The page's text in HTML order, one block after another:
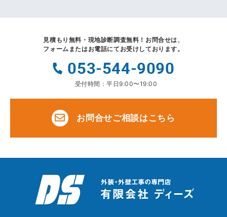
見積もり無料・現地診断調査無料！ お問合せは、
フォームまたはお電話にてお受けしております。
053-544-9090
受付時間：平日9:00〜19:00
お問合せご相談はこちら